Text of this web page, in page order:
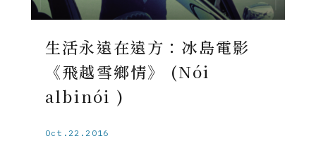
生活永遠在遠方：冰島電影
《飛越雪鄉情》 (Nói
albinói )
Oct.22.2016